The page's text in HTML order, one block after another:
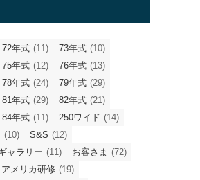
72年式 (11) 73年式 (10)
75年式 (12) 76年式 (13)
78年式 (24) 79年式 (29)
81年式 (29) 82年式 (21)
84年式 (11) 250ワイド (14)
(10) S&S (12)
ャラリー (11) お客さま (72)
アメリカ研修 (19)